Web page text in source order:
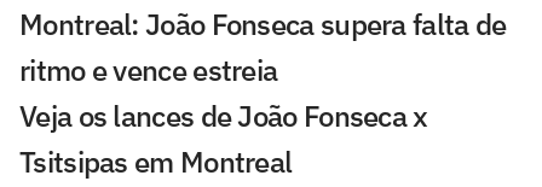
Montreal: João Fonseca supera falta de
ritmo e vence estreia
Veja os lances de João Fonseca x
Tsitsipas em Montreal